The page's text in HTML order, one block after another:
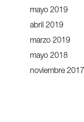
mayo 2019
abril 2019
marzo 2019
mayo 2018
noviembre 2017